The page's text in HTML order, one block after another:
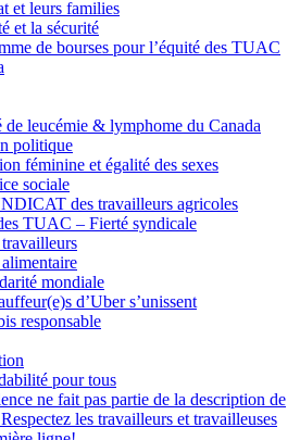
et leurs families
et la sécurité
de bourses pour l’équité des TUAC
de leucémie & lymphome du Canada
politique
féminine et égalité des sexes
sociale
des travailleurs agricoles
TUAC – Fierté syndicale
travailleurs
mondiale
d’Uber s’unissent
responsable
pour tous
ne fait pas partie de la description de
les travailleurs et travailleuses